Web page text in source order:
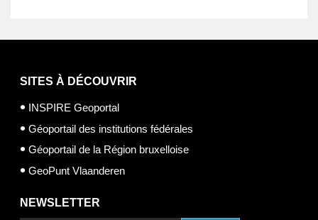
SITES À DÉCOUVRIR
INSPIRE Geoportal
Géoportail des institutions fédérales
Géoportail de la Région bruxelloise
GeoPunt Vlaanderen
NEWSLETTER